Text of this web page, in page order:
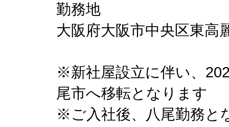
勤務地
大阪府大阪市中央区東高
※新社屋設立に伴い、
尾市へ移転となります
※ご入社後、八尾勤務と